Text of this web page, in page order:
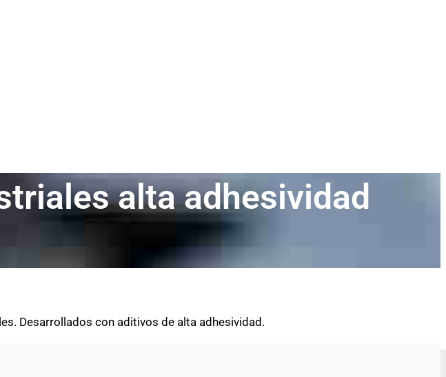
alta adhesividad
Desarrollados con aditivos de alta adhesividad.